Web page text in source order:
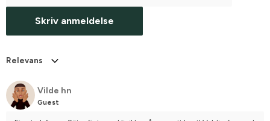
Skriv anmeldelse
Relevans
Vilde hn
Guest